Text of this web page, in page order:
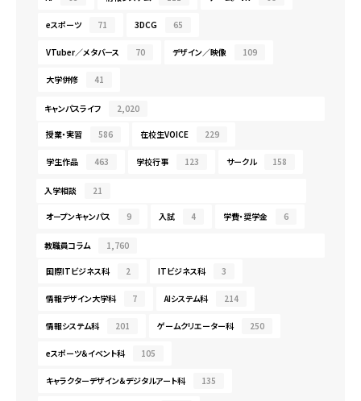
eスポーツ 71 3DCG 65
VTuber／メタバース 70 デザイン／映像 109
大学併修 41
キャンパスライフ 2,020
授業・実習 586 在校生VOICE 229
学生作品 463 学校行事 123 サークル 158
入学相談 21
オープンキャンパス 9 入試 4 学費・奨学金 6
教職員コラム 1,760
国際ITビジネス科 2 ITビジネス科 3
情報デザイン大学科 7 AIシステム科 214
情報システム科 201 ゲームクリエーター科 250
eスポーツ＆イベント科 105
キャラクターデザイン＆デジタルアート科 135